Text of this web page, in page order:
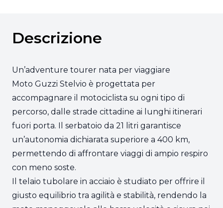
Descrizione
Un’adventure tourer nata per viaggiare
Moto Guzzi Stelvio è progettata per
accompagnare il motociclista su ogni tipo di
percorso, dalle strade cittadine ai lunghi itinerari
fuori porta. Il serbatoio da 21 litri garantisce
un’autonomia dichiarata superiore a 400 km,
permettendo di affrontare viaggi di ampio respiro
con meno soste.
Il telaio tubolare in acciaio è studiato per offrire il
giusto equilibrio tra agilità e stabilità, rendendo la